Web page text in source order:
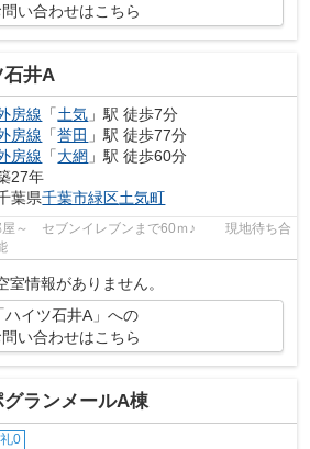
問い合わせはこちら
石井A
房線 「土気 」駅 徒歩7分
房線 「誉田 」駅 徒歩77分
房線 「大網 」駅 徒歩60分
27年
葉県千葉市緑区土気町
屋～ セブンイレブンまで60ｍ♪ 現地待ち合
室情報がありません。
ハイツ石井A」への
問い合わせはこちら
グランメールA棟
礼0